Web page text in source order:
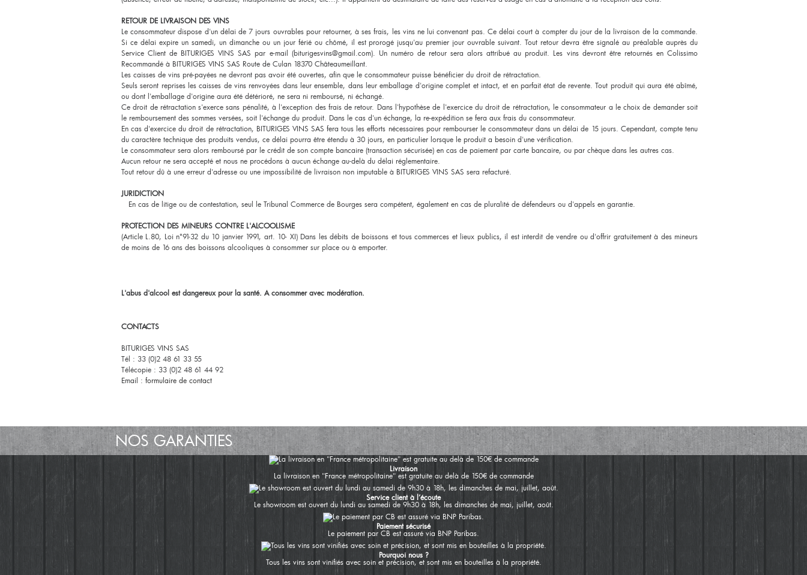
RETOUR DE LIVRAISON DES VINS
Le consommateur dispose d'un délai de 7 jours ouvrables pour retourner, à ses frais, les vins ne lui convenant pas. Ce délai court à compter du jour de la livraison de la commande.
Si ce délai expire un samedi, un dimanche ou un jour férié ou chômé, il est prorogé jusqu'au premier jour ouvrable suivant. Tout retour devra être signalé au préalable auprès du
Service Client de BITURIGES VINS SAS par e-mail (biturigesvins@gmail.com). Un numéro de retour sera alors attribué au produit. Les vins devront être retournés en Colissimo
Recommandé à BITURIGES VINS SAS Route de Culan 18370 Châteaumeillant.
Les caisses de vins pré-payées ne devront pas avoir été ouvertes, afin que le consommateur puisse bénéficier du droit de rétractation.
Seuls seront reprises les caisses de vins renvoyées dans leur ensemble, dans leur emballage d'origine complet et intact, et en parfait état de revente. Tout produit qui aura été abîmé,
ou dont l'emballage d'origine aura été détérioré, ne sera ni remboursé, ni échangé.
Ce droit de rétractation s'exerce sans pénalité, à l'exception des frais de retour. Dans l'hypothèse de l'exercice du droit de rétractation, le consommateur a le choix de demander soit
le remboursement des sommes versées, soit l'échange du produit. Dans le cas d'un échange, la re-expédition se fera aux frais du consommateur.
En cas d'exercice du droit de rétractation, BITURIGES VINS SAS fera tous les efforts nécessaires pour rembourser le consommateur dans un délai de 15 jours. Cependant, compte tenu
du caractère technique des produits vendus, ce délai pourra être étendu à 30 jours, en particulier lorsque le produit a besoin d'une vérification.
Le consommateur sera alors remboursé par le crédit de son compte bancaire (transaction sécurisée) en cas de paiement par carte bancaire, ou par chèque dans les autres cas.
Aucun retour ne sera accepté et nous ne procédons à aucun échange au-delà du délai réglementaire.
Tout retour dû à une erreur d'adresse ou une impossibilité de livraison non imputable à BITURIGES VINS SAS sera refacturé.
JURIDICTION
En cas de litige ou de contestation, seul le Tribunal Commerce de Bourges sera compétent, également en cas de pluralité de défendeurs ou d'appels en garantie.
PROTECTION DES MINEURS CONTRE L'ALCOOLISME
(Article L.80, Loi n°91-32 du 10 janvier 1991, art. 10- XI) Dans les débits de boissons et tous commerces et lieux publics, il est interdit de vendre ou d'offrir gratuitement à des mineurs
de moins de 16 ans des boissons alcooliques à consommer sur place ou à emporter.
L'abus d'alcool est dangereux pour la santé. A consommer avec modération.
CONTACTS
BITURIGES VINS SAS
Tél : 33 (0)2 48 61 33 55
Télécopie : 33 (0)2 48 61 44 92
Email : formulaire de contact
NOS GARANTIES
Livraison
La livraison en "France métropolitaine" est gratuite au delà de 150€ de commande
Service client à l’écoute
Le showroom est ouvert du lundi au samedi de 9h30 à 18h, les dimanches de mai, juillet, août.
Paiement sécurisé
Le paiement par CB est assuré via BNP Paribas.
Pourquoi nous ?
Tous les vins sont vinifiés avec soin et précision, et sont mis en bouteilles à la propriété.